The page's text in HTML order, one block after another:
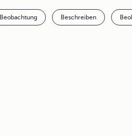
Beobachtung Beschreiben